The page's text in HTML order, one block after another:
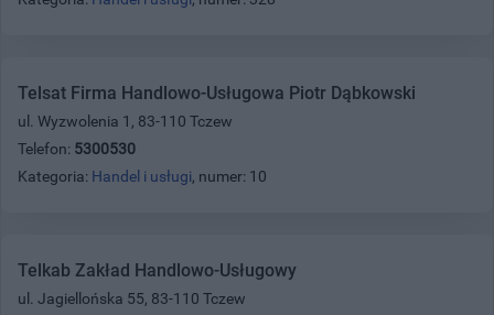
Telsat Firma Handlowo-Usługowa Piotr Dąbkowski
ul. Wyzwolenia 1, 83-110 Tczew
Telefon: 5300530
Kategoria: Handel i usługi, numer: 10
Telkab Zakład Handlowo-Usługowy
ul. Jagiellońska 55, 83-110 Tczew